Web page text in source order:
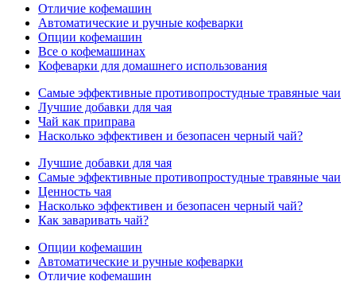
Отличие кофемашин
Автоматические и ручные кофеварки
Опции кофемашин
Все о кофемашинах
Кофеварки для домашнего использования
Самые эффективные противопростудные травяные чаи
Лучшие добавки для чая
Чай как приправа
Насколько эффективен и безопасен черный чай?
Лучшие добавки для чая
Самые эффективные противопростудные травяные чаи
Ценность чая
Насколько эффективен и безопасен черный чай?
Как заваривать чай?
Опции кофемашин
Автоматические и ручные кофеварки
Отличие кофемашин